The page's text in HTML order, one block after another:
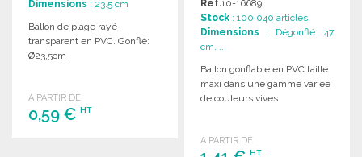
Dimensions : 23.5 cm
Ballon de plage rayé
transparent en PVC. Gonflé:
Ø23,5cm
A PARTIR DE
0,59 € HT
Réf.10-16689
Stock : 100 040 articles
Dimensions : Dégonflé: 47
cm. ...
Ballon gonflable en PVC taille
maxi dans une gamme variée
de couleurs vives
A PARTIR DE
HT